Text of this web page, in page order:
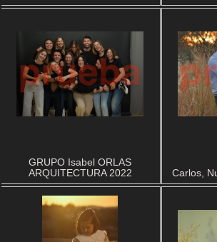
GRUPO Isabel ORLAS
ARQUITECTURA 2022
Carlos,